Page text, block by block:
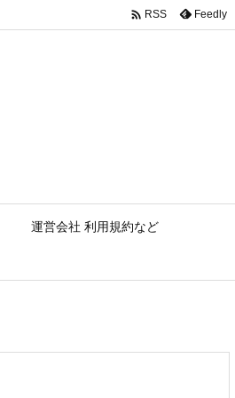
運営会社 利用規約など
 RSS Feedly